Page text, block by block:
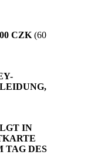
CZK(60
IN
TAG DES